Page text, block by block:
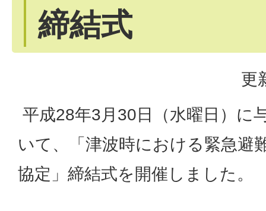
締結式
更
平成28年3月30日（水曜日）に
いて、「津波時における緊急避
協定」締結式を開催しました。